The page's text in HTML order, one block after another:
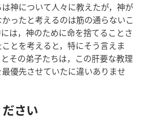
神について人々に教えたが，神が
ったと考えるのは筋の通らないこ
は，神のために命を捨てることさ
とを考えると，特にそう言えま
その弟子たちは，この肝要な教理
優先させていたに違いありませ
さい